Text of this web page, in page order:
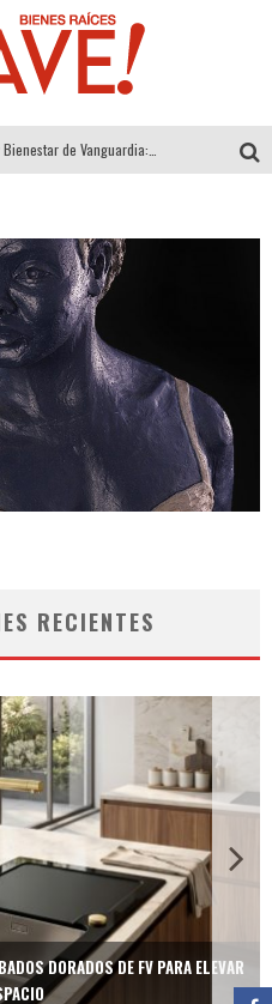
Alexandra Bedoya – La Constancia detrás de La Paletería
RECIENTES
DORADOS DE FV PARA ELEVAR